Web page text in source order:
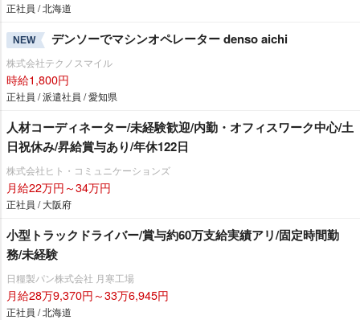
正社員 / 北海道
NEW デンソーでマシンオペレーター denso aichi
株式会社テクノスマイル
時給1,800円
正社員 / 派遣社員 / 愛知県
人材コーディネーター/未経験歓迎/内勤・オフィスワーク中心/土
日祝休み/昇給賞与あり/年休122日
株式会社ヒト・コミュニケーションズ
月給22万円～34万円
正社員 / 大阪府
小型トラックドライバー/賞与約60万支給実績アリ/固定時間勤
務/未経験
日糧製パン株式会社 月寒工場
月給28万9,370円～33万6,945円
正社員 / 北海道